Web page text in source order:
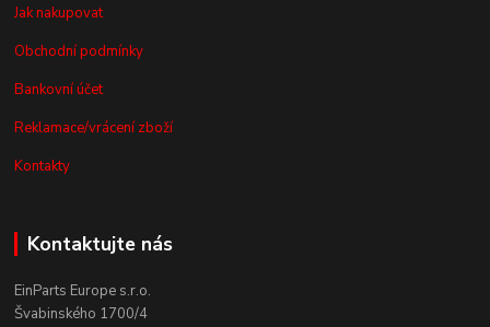
Jak nakupovat
Obchodní podmínky
Bankovní účet
Reklamace/vrácení zboží
Kontakty
Kontaktujte nás
EinParts Europe s.r.o.
Švabinského 1700/4